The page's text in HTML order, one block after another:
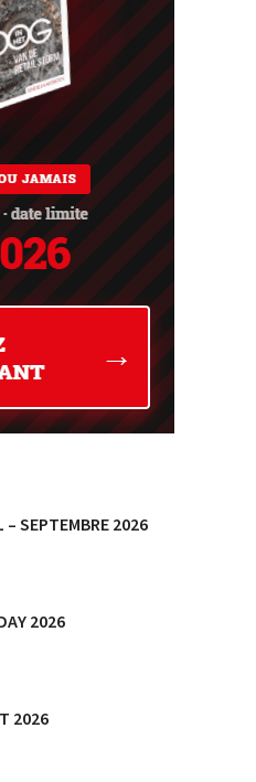
– SEPTEMBRE 2026
2026
2026